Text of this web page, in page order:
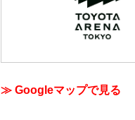
≫ Googleマップで見る